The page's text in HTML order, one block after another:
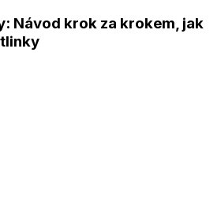
Návod krok za krokem, jak